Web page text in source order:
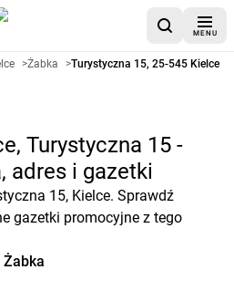
MENU
>Żabka >Turystyczna 15, 25-545 Kielce
Turystyczna 15 -
adres i gazetki
15, Kielce. Sprawdź
gazetki promocyjne z tego